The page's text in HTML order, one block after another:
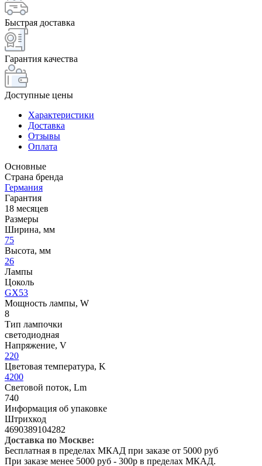
Быстрая доставка
Гарантия качества
Доступные цены
Характеристики
Доставка
Отзывы
Оплата
Основные
Страна бренда
Германия
Гарантия
18 месяцев
Размеры
Ширина, мм
75
Высота, мм
26
Лампы
Цоколь
GX53
Мощность лампы, W
8
Тип лампочки
светодиодная
Напряжение, V
220
Цветовая температура, K
4200
Световой поток, Lm
740
Информация об упаковке
Штрихкод
4690389104282
Доставка по Москве:
Бесплатная в пределах МКАД при заказе от 5000 руб
При заказе менее 5000 руб - 300р в пределах МКАД.